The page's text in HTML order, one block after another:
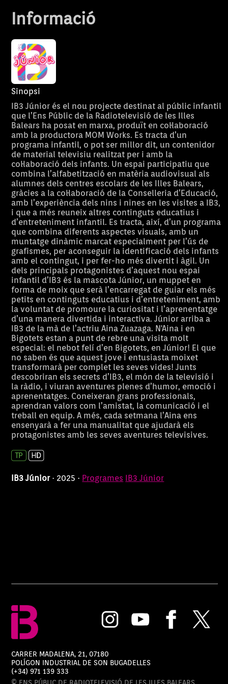
Informació
Sinopsi
IB3 Júnior és el nou projecte destinat al públic infantil
que l’Ens Públic de la Radiotelevisió de les Illes
Balears ha posat en marxa, produït en col·laboració
amb la productora MOM Works. Es tracta d’un
programa infantil, o pot ser millor dit, un contenidor
de material televisiu realitzat per i amb la
col·laboració dels infants. Un espai participatiu que
combina l’alfabetització en matèria audiovisual als
alumnes dels centres escolars de les Illes Balears,
gràcies a la col·laboració de la Conselleria d’Educació,
amb l’experiència dels nins i nines en les visites a IB3,
i que a més reuneix altres continguts educatius i
d’entreteniment infantil. Es tracta, així, d’un programa
que combina diferents aspectes visuals, amb un
muntatge dinàmic marcat especialment per l’ús de
grafismes, per aconseguir la identificació dels infants
amb el contingut, i per fer-ho més divertit i àgil. Un
dels principals protagonistes d’aquest nou espai
infantil d’IB3 és la mascota Júnior, un muppet en
forma de moix que serà l’encarregat de guiar els més
petits en continguts educatius i d’entreteniment, amb
la voluntat de promoure la curiositat i l’aprenentatge
d’una manera divertida i interactiva. Júnior arriba a
IB3 de la mà de l’actriu Aina Zuazaga. N'Aina i en
Bigotets estan a punt de rebre una visita molt
especial: el nebot felí d’en Bigotets, en Júnior! El que
no saben és que aquest jove i entusiasta moixet
transformarà per complet les seves vides! Junts
descobriran els secrets d’IB3, el món de la televisió i
la ràdio, i viuran aventures plenes d’humor, emoció i
aprenentatges. Coneixeran grans professionals,
aprendran valors com l’amistat, la comunicació i el
treball en equip. A més, cada setmana l’Aina ens
ensenyarà a fer una manualitat que ajudarà els
protagonistes amb les seves aventures televisives.
IB3 Júnior · 2025 · Programes IB3 Júnior
CARRER MADALENA, 21, 07180
POLÍGON INDUSTRIAL DE SON BUGADELLES
(+34) 971 139 333
© ENS PÚBLIC DE RADIOTELEVISIÓ DE LES ILLES BALEARS